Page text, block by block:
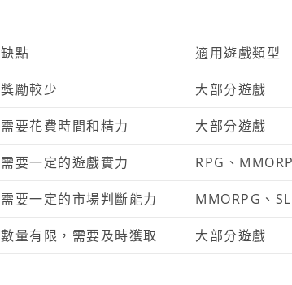
缺點 適用遊戲類型
獎勵較少 大部分遊戲
需要花費時間和精力 大部分遊戲
需要一定的遊戲實力 RPG、
需要一定的市場判斷能力 MMORPG、
數量有限，需要及時獲取 大部分遊戲